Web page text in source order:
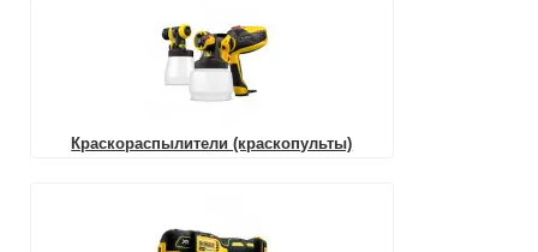
Краскораспылители (краскопульты)